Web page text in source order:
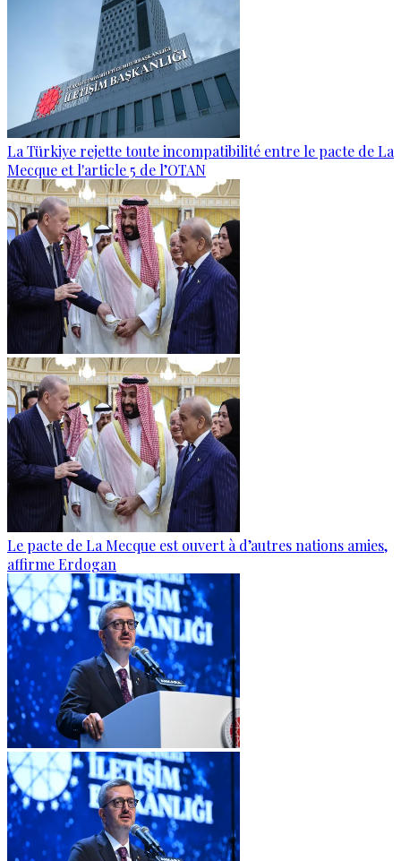
La Türkiye rejette toute incompatibilité entre le pacte de La
Mecque et l'article 5 de l’OTAN
Le pacte de La Mecque est ouvert à d’autres nations amies,
affirme Erdogan